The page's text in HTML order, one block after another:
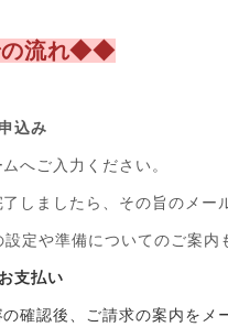
流れ◆◆
込み
へご入力ください。
しましたら、その旨のメー
定や準備についてのご案内
支払い
確認後、ご請求の案内をメ